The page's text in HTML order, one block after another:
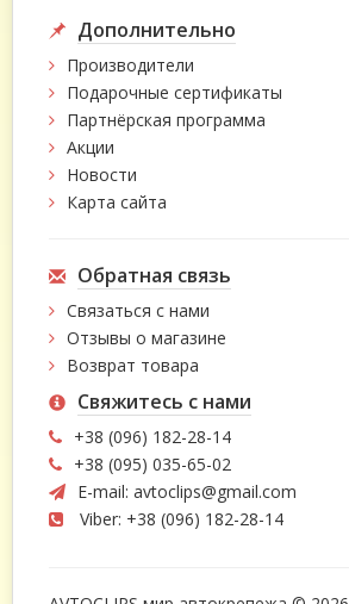
Дополнительно
Производители
Подарочные сертификаты
Партнёрская программа
Акции
Новости
Карта сайта
Обратная связь
Связаться с нами
Отзывы о магазине
Возврат товара
Свяжитесь с нами
+38 (096) 182-28-14
+38 (095) 035-65-02
E-mail: avtoclips@gmail.com
Viber: +38 (096) 182-28-14